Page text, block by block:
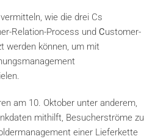
wie die drei Cs
Relation-Process und Customer-
werden können, um mit
am 10. Oktober unter anderem,
mithilft, Besucherströme zu
einer Lieferkette